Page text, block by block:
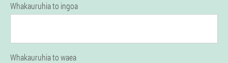
Whakauruhia to ingoa
Whakauruhia to waea